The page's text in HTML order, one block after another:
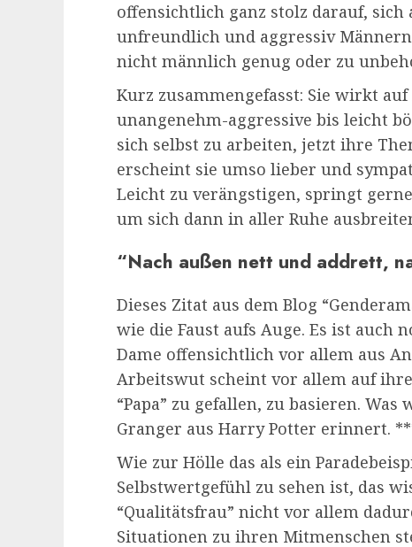
offensichtlich ganz stolz darauf,
unfreundlich und aggressiv
nicht männlich genug oder zu
Kurz zusammengefasst: Sie wirkt
unangenehm-aggressive bis leicht
sich selbst zu arbeiten, jetzt ihre
erscheint sie umso lieber und
Leicht zu verängstigen, springt
um sich dann in aller Ruhe
“Nach außen nett und addrett,
Dieses Zitat aus dem Blog
wie die Faust aufs Auge. Es ist auch
Dame offensichtlich vor allem aus
Arbeitswut scheint vor allem auf
“Papa” zu gefallen, zu basieren.
Granger aus Harry Potter erinnert.
Wie zur Hölle das als ein
Selbstwertgefühl zu sehen ist, das
“Qualitätsfrau” nicht vor allem
Situationen zu ihren Mitmenschen